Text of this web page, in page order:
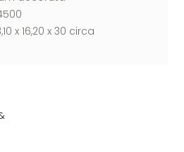
x 16,20 x 30 circa